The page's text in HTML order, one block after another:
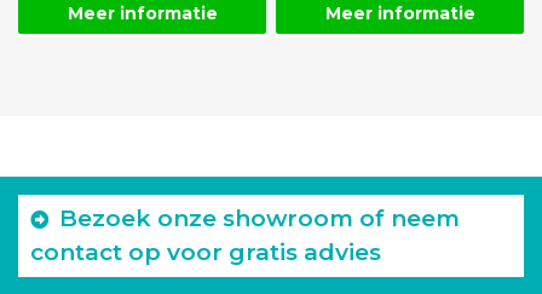
Meer informatie Meer informatie
Bezoek onze showroom of neem
contact op voor gratis advies